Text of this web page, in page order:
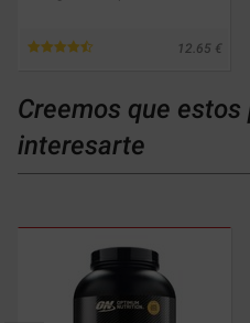
12.65
Creemos que
interesarte